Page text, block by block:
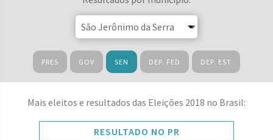
PRES GOV SEN DEP. FED DEP. EST
Mais eleitos e resultados das Eleições 2018 no Brasil:
RESULTADO NO PR